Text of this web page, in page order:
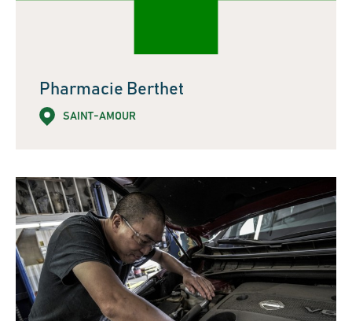
Pharmacie Berthet
SAINT-AMOUR